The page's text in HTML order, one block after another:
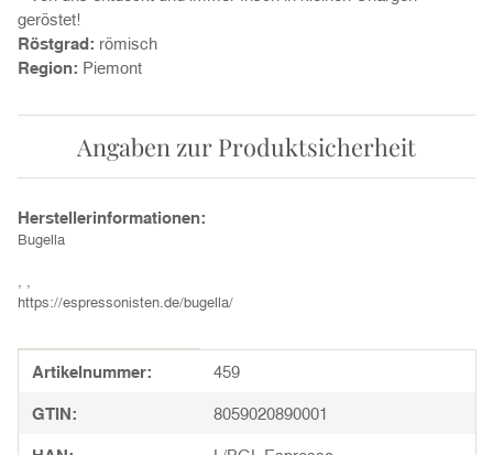
geröstet!
Röstgrad: römisch
Region: Piemont
Angaben zur Produktsicherheit
Herstellerinformationen:
Bugella
, ,
https://espressonisten.de/bugella/
Produkteigenschaft
Wert
Artikelnummer: 459
GTIN: 8059020890001